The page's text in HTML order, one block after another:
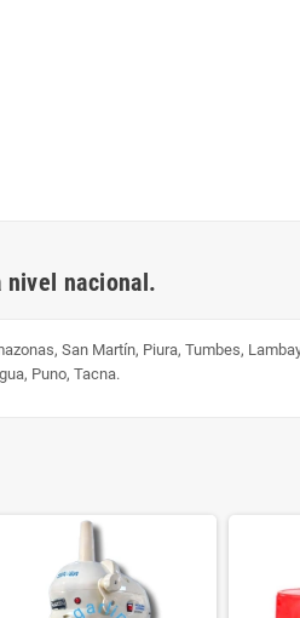
nivel nacional.
San Martín, Piura, Tumbes,
Puno, Tacna.